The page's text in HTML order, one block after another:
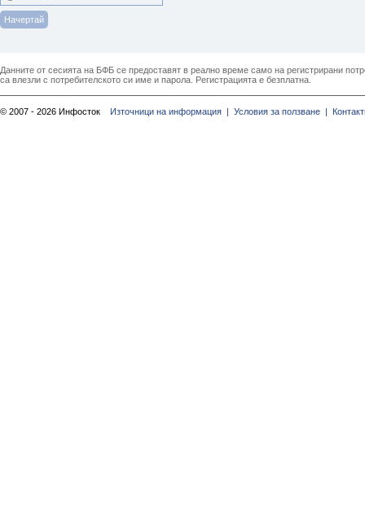
Данните от сесията на БФБ се предоставят в реално време само на регистрирани
са влезли с потребителското си име и парола. Регистрацията е безплатна.
© 2007 - 2026 Инфосток Източници на информация | Условия за ползване |